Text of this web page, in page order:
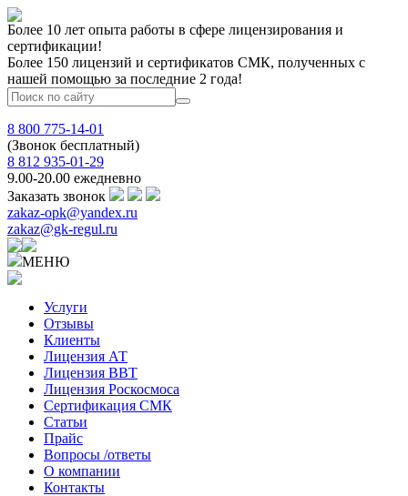
Более 10 лет опыта работы в сфере лицензирования и
сертификации!
Более 150 лицензий и сертификатов СМК, полученных с
нашей помощью за последние 2 года!
8 800 775-14-01
(Звонок бесплатный)
8 812 935-01-29
9.00-20.00 ежедневно
Заказать звонок
zakaz-opk@yandex.ru
zakaz@gk-regul.ru
МЕНЮ
Услуги
Отзывы
Клиенты
Лицензия АТ
Лицензия ВВТ
Лицензия Роскосмоса
Сертификация СМК
Статьи
Прайс
Вопросы /ответы
О компании
Контакты